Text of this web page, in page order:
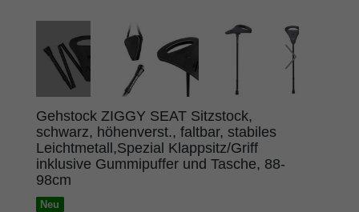
Gehstock ZIGGY SEAT Sitzstock,
schwarz, höhenverst., faltbar, stabiles
Leichtmetall,Spezial Klappsitz/Griff
inklusive Gummipuffer und Tasche, 88-
98cm
Neu